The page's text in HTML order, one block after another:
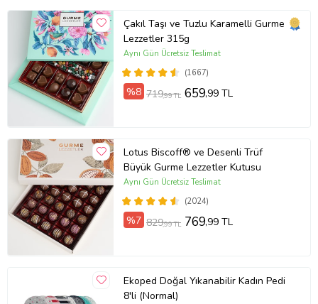
Çakıl Taşı ve Tuzlu Karamelli Gurme
Lezzetler 315g
(1667)
Aynı Gün Ücretsiz Teslimat
%8 719,99 TL 659,99 TL
Lotus Biscoff® ve Desenli Trüf
Büyük Gurme Lezzetler Kutusu
(2024)
Aynı Gün Ücretsiz Teslimat
%7 829,99 TL 769,99 TL
Ekoped Doğal Yıkanabilir Kadın Pedi
8'li (Normal)